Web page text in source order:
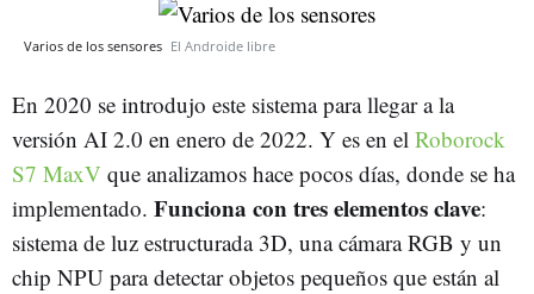
Varios de los sensores El Androide libre
En 2020 se introdujo este sistema para llegar a la
versión AI 2.0 en enero de 2022. Y es en el Roborock
S7 MaxV que analizamos hace pocos días, donde se ha
implementado. Funciona con tres elementos clave:
sistema de luz estructurada 3D, una cámara RGB y un
chip NPU para detectar objetos pequeños que están al